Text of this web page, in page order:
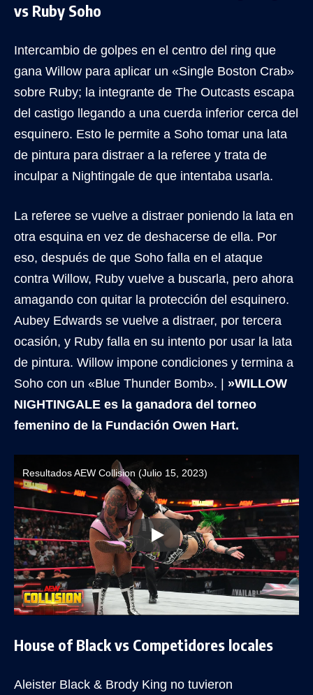
vs Ruby Soho
Intercambio de golpes en el centro del ring que
gana Willow para aplicar un «Single Boston Crab»
sobre Ruby; la integrante de The Outcasts escapa
del castigo llegando a una cuerda inferior cerca del
esquinero. Esto le permite a Soho tomar una lata
de pintura para distraer a la referee y trata de
inculpar a Nightingale de que intentaba usarla.
La referee se vuelve a distraer poniendo la lata en
otra esquina en vez de deshacerse de ella. Por
eso, después de que Soho falla en el ataque
contra Willow, Ruby vuelve a buscarla, pero ahora
amagando con quitar la protección del esquinero.
Aubey Edwards se vuelve a distraer, por tercera
ocasión, y Ruby falla en su intento por usar la lata
de pintura. Willow impone condiciones y termina a
Soho con un «Blue Thunder Bomb». | »WILLOW
NIGHTINGALE es la ganadora del torneo
femenino de la Fundación Owen Hart.
Resultados AEW Collision (Julio 15, 2023)
House of Black vs Competidores locales
Aleister Black & Brody King no tuvieron